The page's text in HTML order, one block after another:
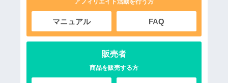
アフィリエイト活動を行う方
マニュアル FAQ
販売者
商品を販売する方